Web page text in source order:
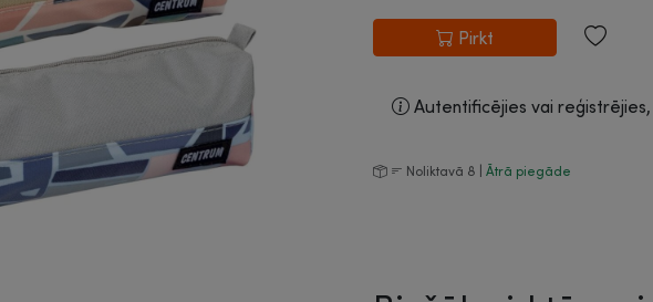
Pirkt
Autentificējies vai
Noliktavā 8 | Ātrā piegāde